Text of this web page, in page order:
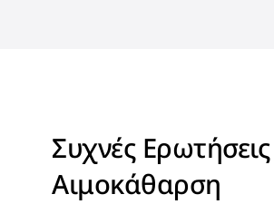
Συχνές
Αιμοκάθαρση